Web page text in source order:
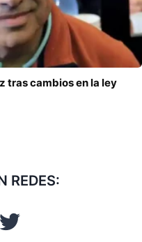
tras cambios en la ley
REDES: